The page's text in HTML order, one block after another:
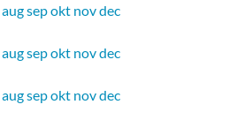
augsepokt novdec
augsepokt novdec
augsepokt novdec